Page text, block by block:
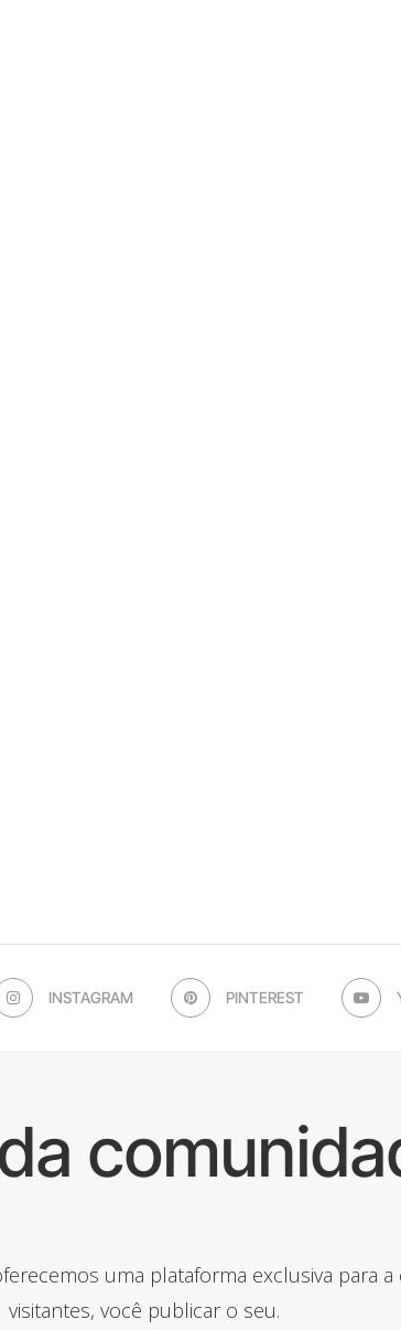
INSTAGRAM PINTEREST
uma plataforma exclusiva para
visitantes, você publicar o seu.